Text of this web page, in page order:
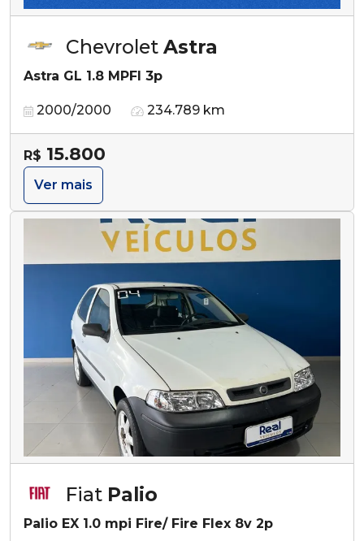
Chevrolet Astra
Astra GL 1.8 MPFI 3p
2000/2000 234.789 km
R$ 15.800
Ver mais
Fiat Palio
Palio EX 1.0 mpi Fire/ Fire Flex 8v 2p